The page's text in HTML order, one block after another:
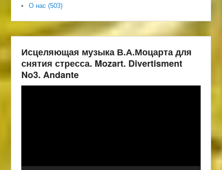
О нас (503)
Исцеляющая музыка В.А.Моцарта для
снятия стресса. Mozart. Divertisment
No3. Andante